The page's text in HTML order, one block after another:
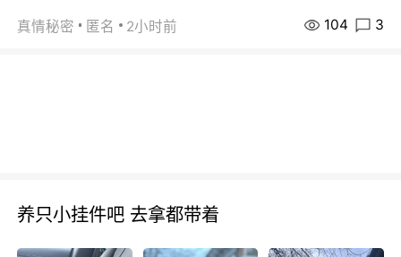
真情秘密 匿名 2小时前 104 3
养只小挂件吧 去拿都带着